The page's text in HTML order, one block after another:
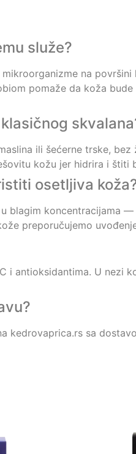
služe?
na
pomaže da koža
ili šećerne trske,
kožu jer hidrira i štiti
osetljiva
blagim koncentracijama
preporučujemo
i antioksidantima. U nezi
kedrovaprica.rs sa